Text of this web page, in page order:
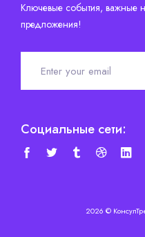
Ключевые события, важные
предложения!
Социальные сети:
2026 ©